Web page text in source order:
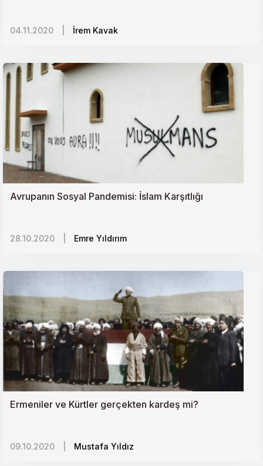
04.11.2020 İrem Kavak
Avrupanın Sosyal Pandemisi: İslam Karşıtlığı
28.10.2020 Emre Yıldırım
Ermeniler ve Kürtler gerçekten kardeş mi?
09.10.2020 Mustafa Yıldız